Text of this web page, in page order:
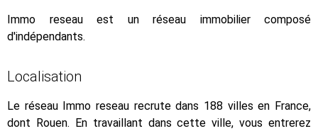
Immo reseau est un réseau immobilier composé
d'indépendants.
Localisation
Le réseau Immo reseau recrute dans 188 villes en France,
dont Rouen. En travaillant dans cette ville, vous entrerez